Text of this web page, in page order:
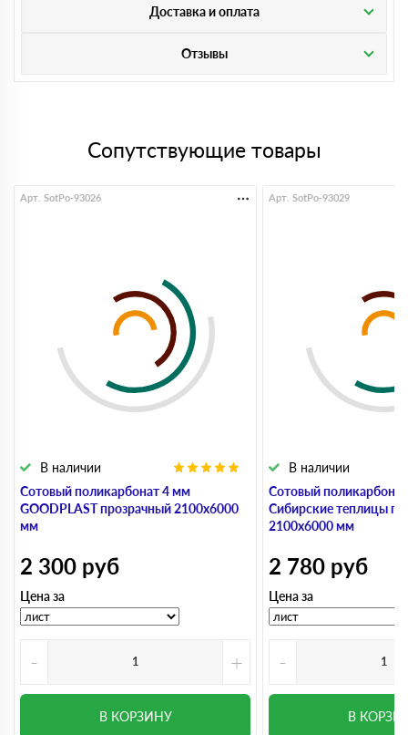
Доставка и оплата
Отзывы
Сопутствующие товары
Сотовый поликарбонат 4 мм
GOODPLAST прозрачный 2100х6000
мм
В наличии
Арт. SotPo-93026
2 300 руб
Цена за
- +
В КОРЗИНУ
Сотовый
Сибирские теплицы
2100х6000 мм
В наличии
Арт. SotPo-93029
2 780 руб
Цена за
-
В